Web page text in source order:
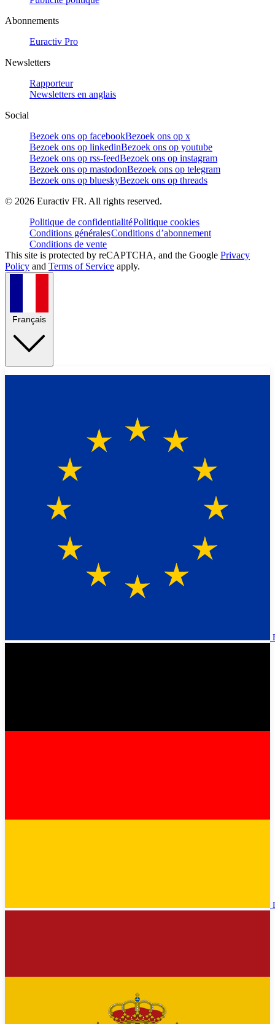
Abonnements
Euractiv Pro
Newsletters
Rapporteur
Newsletters en anglais
Social
Bezoek ons op facebookBezoek ons op x
Bezoek ons op linkedinBezoek ons op youtube
Bezoek ons op rss-feedBezoek ons op instagram
Bezoek ons op mastodonBezoek ons op telegram
Bezoek ons op blueskyBezoek ons op threads
© 2026 Euractiv FR. All rights reserved.
Politique de confidentialitéPolitique cookies
Conditions généralesConditions d’abonnement
Conditions de vente
This site is protected by reCAPTCHA, and the Google Privacy
Policy and Terms of Service apply.
Français